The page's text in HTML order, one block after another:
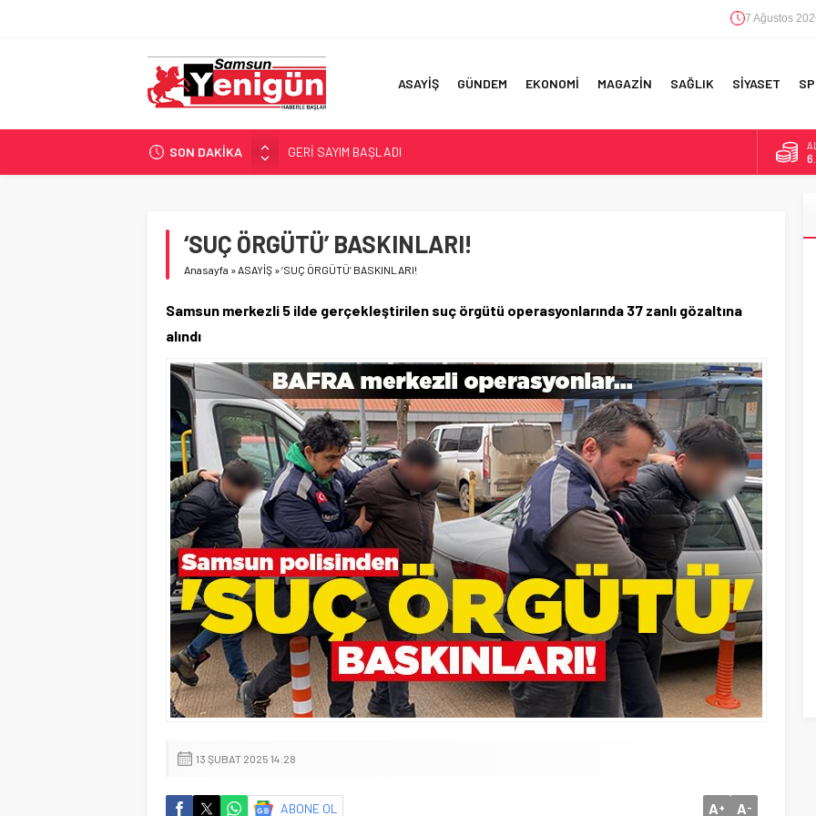
7 Ağustos
ASAYİŞ GÜNDEM EKONOMİ MAGAZİN SAĞLIK SİYASET
SON DAKİKA
GERİ SAYIM BAŞLADI
SAMSUNSPOR’DA HEDEF 5’İNCİLİK!
İŞTE FINDIK FİYATI!
YÖNETİCİ SEÇERKEN YAPILAN EN BÜYÜK HATALAR
‘SUÇ ÖRGÜTÜ’ BASKINLARI!
Anasayfa »ASAYİŞ »‘SUÇ ÖRGÜTÜ’ BASKINLARI!
Samsun merkezli 5 ilde gerçekleştirilen suç örgütü operasyonlarında 37 zanlı gözaltına
alındı
13 ŞUBAT 2025 14:28
ABONE OL A+ A-